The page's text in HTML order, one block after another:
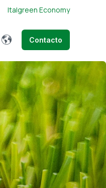
Italgreen Economy
Show submenu for translations
Contacto